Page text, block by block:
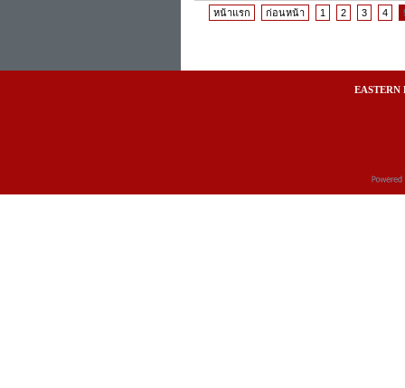
หน้าแรก ก่อนหน้า 1 2 3 4
EASTERN